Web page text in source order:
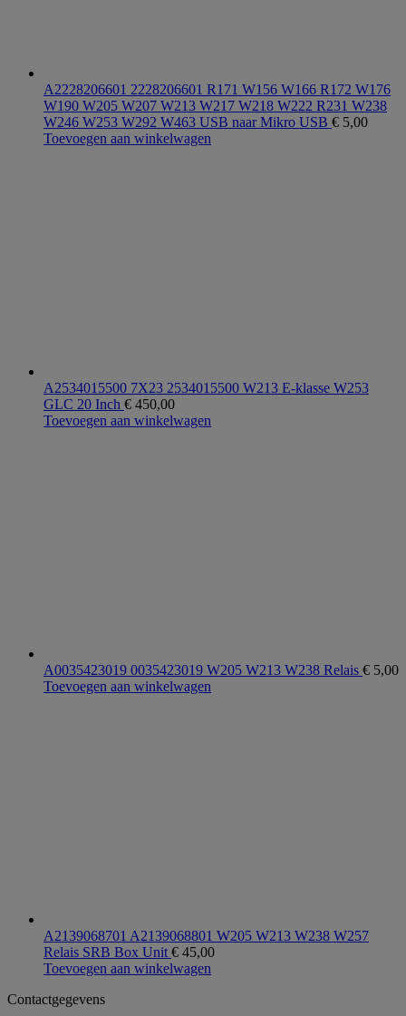
A2228206601 2228206601 R171 W156 W166 R172 W176
W190 W205 W207 W213 W217 W218 W222 R231 W238
W246 W253 W292 W463 USB naar Mikro USB € 5,00
Toevoegen aan winkelwagen
A2534015500 7X23 2534015500 W213 E-klasse W253
GLC 20 Inch € 450,00
Toevoegen aan winkelwagen
A0035423019 0035423019 W205 W213 W238 Relais € 5,00
Toevoegen aan winkelwagen
A2139068701 A2139068801 W205 W213 W238 W257
Relais SRB Box Unit € 45,00
Toevoegen aan winkelwagen
Contactgegevens